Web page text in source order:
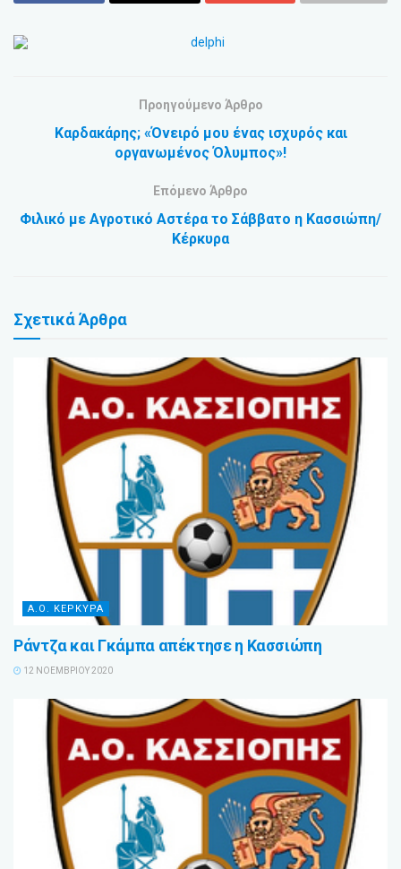
Προηγούμενο Άρθρο
Καρδακάρης; «Όνειρό μου ένας ισχυρός και
οργανωμένος Όλυμπος»!
Επόμενο Άρθρο
Φιλικό με Αγροτικό Αστέρα το Σάββατο η Κασσιώπη/
Κέρκυρα
ΣχετικάΆρθρα
Α.Ο. ΚΕΡΚΥΡΑ
Ράντζα και Γκάμπα απέκτησε η Κασσιώπη
12 ΝΟΕΜΒΡΊΟΥ 2020